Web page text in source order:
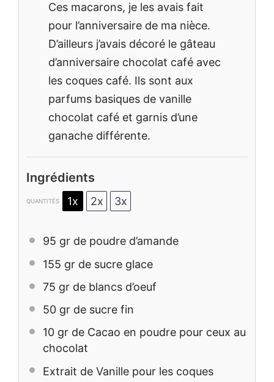
Ces macarons, je les avais fait
pour l’anniversaire de ma nièce.
D’ailleurs j’avais décoré le gâteau
d’anniversaire chocolat café avec
les coques café. Ils sont aux
parfums basiques de vanille
chocolat café et garnis d’une
ganache différente.
Ingrédients
QUANTITÉS 1x 2x 3x
95 gr de poudre d’amande
155 gr de sucre glace
75 gr de blancs d’oeuf
50 gr de sucre fin
10 gr de Cacao en poudre pour ceux au
chocolat
Extrait de Vanille pour les coques